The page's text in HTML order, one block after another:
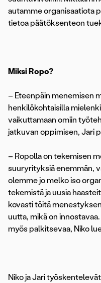
autamme organisaatiota
tietoa päätöksenteon
Miksi Ropo?
– Eteenpäin menemisen
henkilökohtaisilla
vaikuttamaan omiin
jatkuvan oppimisen, Jari
– Ropolla on tekemisen
suuryrityksiä enemmän,
olemme jo melko iso
tekemistä ja uusia
kovasti töitä
uutta, mikä on
myös palkitsevaa, Niko
Niko ja Jari